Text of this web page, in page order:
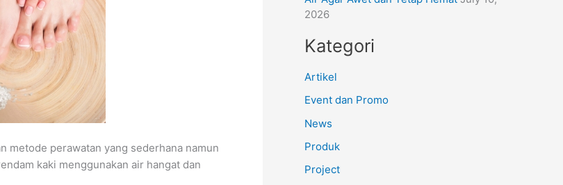
metode perawatan yang sederhana namun
kaki menggunakan air hangat dan
2026
Kategori
Artikel
Event dan Promo
News
Produk
Project